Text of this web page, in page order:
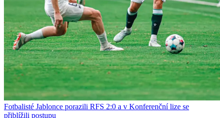
Fotbalisté Jablonce porazili RFS 2:0 a v Konferenční lize se
přiblížili postupu